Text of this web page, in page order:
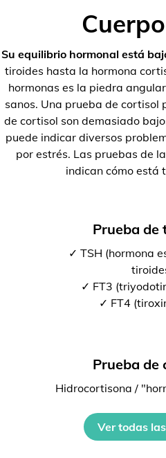
Su equilibrio hormonal está
tiroides hasta la hormona
hormonas es la piedra
sanos. Una prueba de cortisol
de cortisol son demasiado
puede indicar diversos
por estrés. Las pruebas de
indican cómo está
Prueba de
✓ TSH (hormona
✓ FT3
✓ FT4
Prueba de
Hidrocortisona /
Ver todas